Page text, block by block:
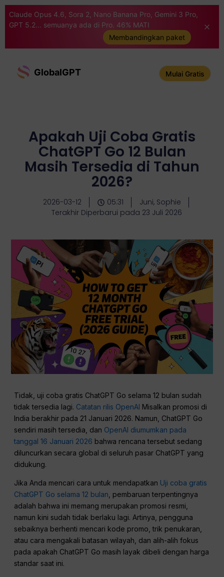
Claude Opus 4.6, Sora 2, Nano Banana Pro, Gemini 3 Pro,
GPT 5.2... semuanya ada di Pro. 46% MATI
Membandingkan paket
GlobalGPT Mulai Gratis
Apakah Uji Coba Gratis
ChatGPT Go 12 Bulan
Masih Tersedia di Tahun
2026?
2026-03-12 05:31
Juni, Sophie
Terakhir Diperbarui pada 23 Juli 2026
Tidak, uji coba gratis ChatGPT Go selama 12 bulan sudah
tidak tersedia lagi. Catatan rilis OpenAI Misalkan promosi di
India berakhir pada 21 Januari 2026. Namun, ChatGPT Go
sendiri masih tersedia, dan OpenAI diumumkan pada
tanggal 16 Januari 2026 bahwa rencana tersebut sedang
diluncurkan secara global di seluruh pasar ChatGPT yang
didukung.
Jika Anda mencari cara untuk mendapatkan Uji coba gratis
ChatGPT Go selama 12 bulan , pembaruan terpentingnya
adalah bahwa ini memang merupakan promosi resmi,
namun kini sudah tidak berlaku lagi. Artinya, pengguna
sebaiknya berhenti mencari kode promo, trik penukaran,
atau cara mengakali batasan wilayah, dan alih-alih fokus
pada apakah ChatGPT Go masih layak dibeli dengan harga
standar saat ini.